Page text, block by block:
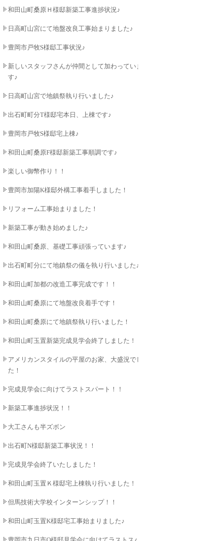
和田山町桑原Ｈ様邸新築工事進捗状況♪
日高町山宮にて地盤改良工事始まりました♪
豊岡市戸牧S様邸工事状況♪
新しいスタッフさんが仲間として加わっていま
す♪
日高町山宮で地鎮祭執り行いました♪
出石町町分T様邸宅本日、上棟です♪
豊岡市戸牧S様邸宅上棟♪
和田山町桑原F様邸新築工事順調です♪
楽しい御幣作り！！
豊岡市加陽K様邸外構工事着手しました！
リフォーム工事始まりました！
新築工事が動き始めました♪
和田山町桑原、基礎工事頑張っています♪
出石町町分にて地鎮祭の儀を執り行いました♪
和田山町加都の改造工事完成です！！
和田山町桑原にて地盤改良着手です！
和田山町桑原にて地鎮祭執り行いました！
和田山町玉置新築完成見学会終了しました！
アメリカンスタイルの平屋のお家、大盛況でし
た！
完成見学会に向けてラストスパート！！
新築工事進捗状況！！
大工さんも半ズボン
出石町N様邸新築工事状況！！
完成見学会終了いたしました！
和田山町玉置Ｋ様邸宅上棟執り行いました！！
但馬技術大学校インターンシップ！！
和田山町玉置K様邸宅工事始まりました♪